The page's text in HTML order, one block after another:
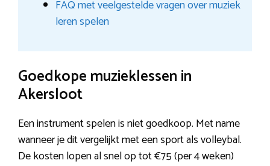
FAQ met veelgestelde vragen over muziek
leren spelen
Goedkope muzieklessen in
Akersloot
Een instrument spelen is niet goedkoop. Met name
wanneer je dit vergelijkt met een sport als volleybal.
De kosten lopen al snel op tot €75 (per 4 weken)